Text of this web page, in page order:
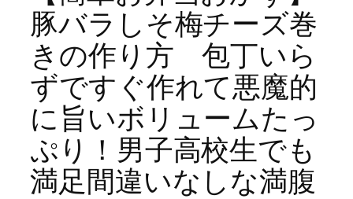
豚バラしそ梅チーズ巻
きの作り方 包丁いら
ずですぐ作れて悪魔的
に旨いボリュームたっ
ぷり！男子高校生でも
満足間違いなしな満腹